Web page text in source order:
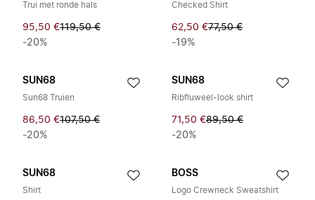
Trui met ronde hals
95,50 €119,50 €
-20%
Checked Shirt
62,50 €77,50 €
-19%
SUN68
Sun68 Truien
86,50 €107,50 €
-20%
SUN68
Ribfluweel-look shirt
71,50 €89,50 €
-20%
SUN68
Shirt
BOSS
Logo Crewneck Sweatshirt